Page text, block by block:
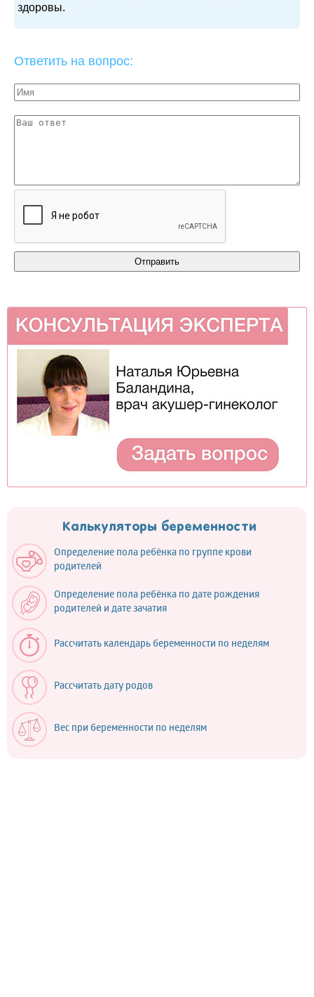
здоровы.
Ответить на вопрос:
Калькуляторы беременности
Определение пола ребёнка по группе крови
родителей
Определение пола ребёнка по дате рождения
родителей и дате зачатия
Рассчитать календарь беременности по неделям
Рассчитать дату родов
Вес при беременности по неделям